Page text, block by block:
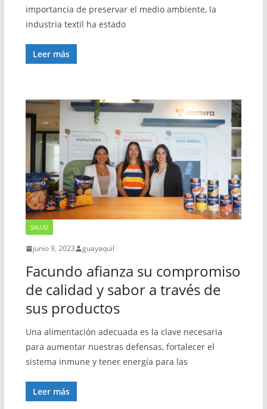
importancia de preservar el medio ambiente, la
industria textil ha estado
Leer más
SALUD
junio 9, 2023 guayaquil
Facundo afianza su compromiso
de calidad y sabor a través de
sus productos
Una alimentación adecuada es la clave necesaria
para aumentar nuestras defensas, fortalecer el
sistema inmune y tener energía para las
Leer más